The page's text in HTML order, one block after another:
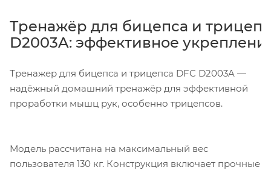
Тренажёр для бицепса и
D2003A: эффективное
Тренажер для бицепса и трицепса DFC D2003A —
надёжный домашний тренажёр для эффективной
проработки мышц рук, особенно трицепсов.
Модель рассчитана на максимальный вес
пользователя 130 кг. Конструкция включает прочные